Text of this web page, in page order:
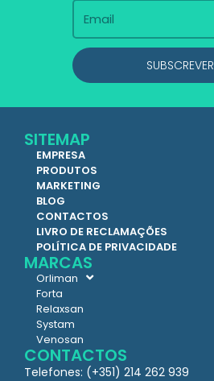
SUBSCREVER
SITEMAP
EMPRESA
PRODUTOS
MARKETING
BLOG
CONTACTOS
LIVRO DE RECLAMAÇÕES
POLÍTICA DE PRIVACIDADE
MARCAS
Orliman
Forta
Relaxsan
Systam
Venosan
CONTACTOS
Telefones: (+351) 214 262 939